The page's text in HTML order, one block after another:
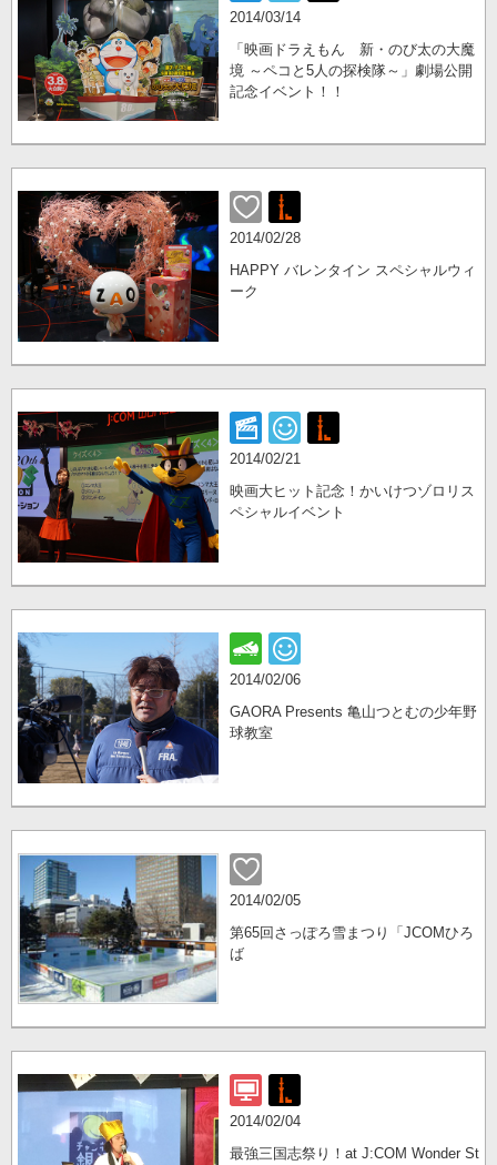
2014/03/14
「映画ドラえもん 新・のび太の大魔
境 ～ペコと5人の探検隊～」劇場公開
記念イベント！！
2014/02/28
HAPPY バレンタイン スペシャルウィ
ーク
2014/02/21
映画大ヒット記念！かいけつゾロリス
ペシャルイベント
2014/02/06
GAORA Presents 亀山つとむの少年野
球教室
2014/02/05
第65回さっぽろ雪まつり「JCOMひろ
ば
2014/02/04
最強三国志祭り！at J:COM Wonder St